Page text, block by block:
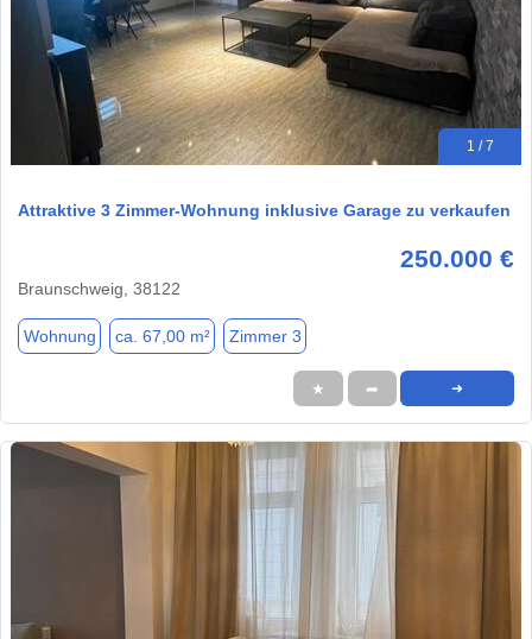
1 / 7
Attraktive 3 Zimmer-Wohnung inklusive Garage zu verkaufen
250.000 €
Braunschweig, 38122
Wohnung ca. 67,00 m² Zimmer 3
★ ➦ ➜